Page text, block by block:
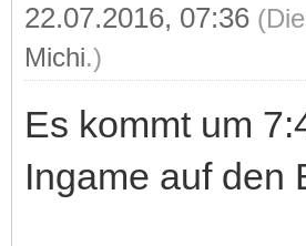
22.07.2016, 07:36
Michi.)
Es kommt um
Ingame auf den